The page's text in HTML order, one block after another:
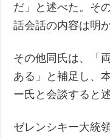
だ」と述べた。そ
話会話の内容は明
その他同氏は、「
ある」と補足し、
ー氏と会談すると
ゼレンシキー大統